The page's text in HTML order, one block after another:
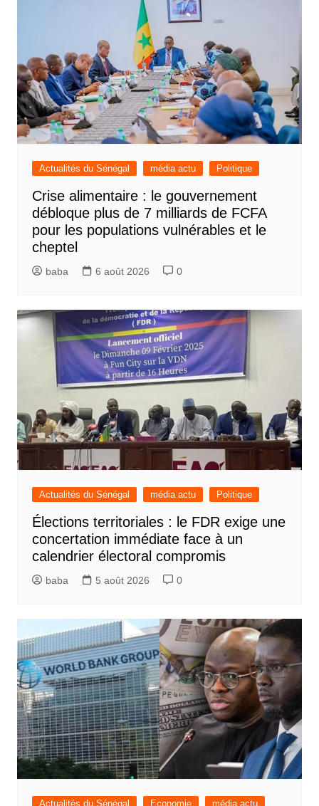
Actualités du Sénégal média actu Politique
Crise alimentaire : le gouvernement
débloque plus de 7 milliards de FCFA
pour les populations vulnérables et le
cheptel
baba 6 août 2026 0
Actualités du Sénégal média actu Politique
Élections territoriales : le FDR exige une
concertation immédiate face à un
calendrier électoral compromis
baba 5 août 2026 0
Actualités du Sénégal Economie média actu